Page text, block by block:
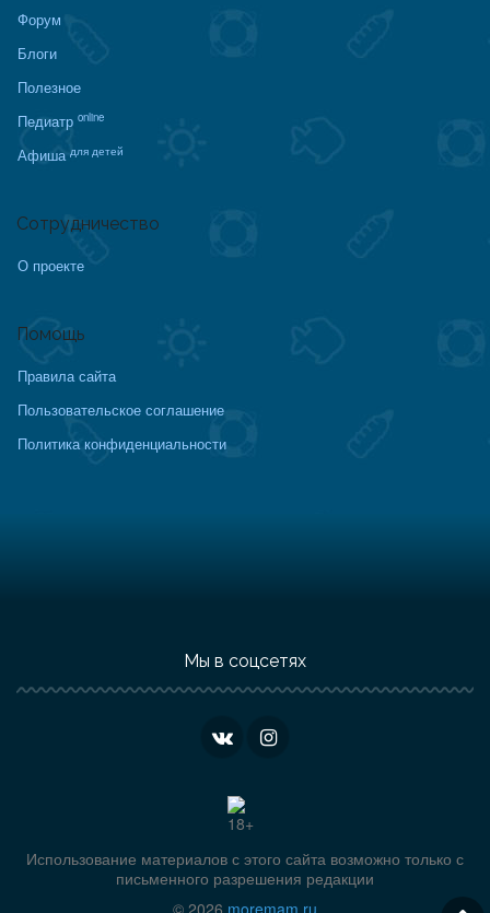
Форум
Блоги
Полезное
Педиатр online
Афиша для детей
Сотрудничество
О проекте
Помощь
Правила сайта
Пользовательское соглашение
Политика конфиденциальности
Мы в соцсетях
Использование материалов с этого сайта возможно только с
письменного разрешения редакции
© 2026 moremam.ru